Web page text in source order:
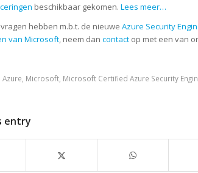
beschikbaar gekomen. Lees meer…
hebben m.b.t. de nieuwe Azure Security
van Microsoft, neem dan contact op met een van
Azure Microsoft Microsoft Certified Azure Security
entry